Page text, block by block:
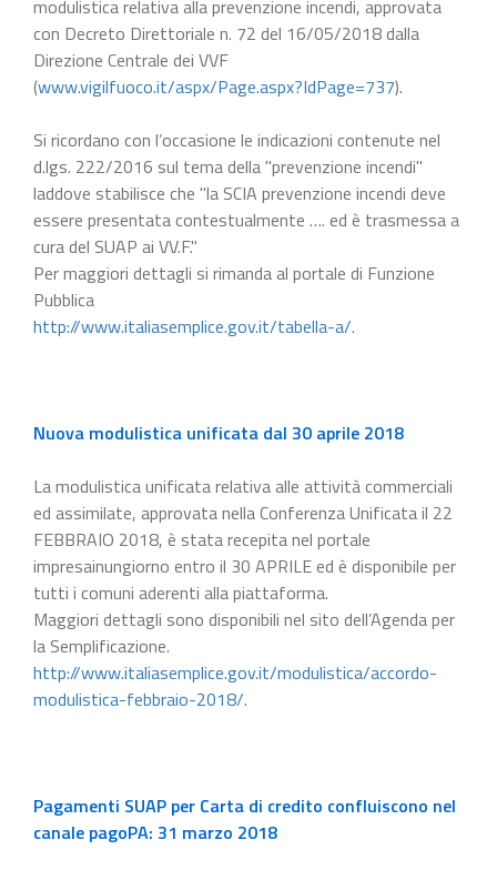
modulistica relativa alla prevenzione incendi, approvata
con Decreto Direttoriale n. 72 del 16/05/2018 dalla
Direzione Centrale dei VVF
(www.vigilfuoco.it/aspx/Page.aspx?IdPage=737).
Si ricordano con l’occasione le indicazioni contenute nel
d.lgs. 222/2016 sul tema della "prevenzione incendi"
laddove stabilisce che "la SCIA prevenzione incendi deve
essere presentata contestualmente …. ed è trasmessa a
cura del SUAP ai VV.F."
Per maggiori dettagli si rimanda al portale di Funzione
Pubblica
http://www.italiasemplice.gov.it/tabella-a/.
Nuova modulistica unificata dal 30 aprile 2018
La modulistica unificata relativa alle attività commerciali
ed assimilate, approvata nella Conferenza Unificata il 22
FEBBRAIO 2018, è stata recepita nel portale
impresainungiorno entro il 30 APRILE ed è disponibile per
tutti i comuni aderenti alla piattaforma.
Maggiori dettagli sono disponibili nel sito dell’Agenda per
la Semplificazione.
http://www.italiasemplice.gov.it/modulistica/accordo-
modulistica-febbraio-2018/.
Pagamenti SUAP per Carta di credito confluiscono nel
canale pagoPA: 31 marzo 2018